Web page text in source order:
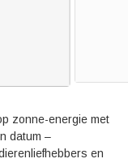
zonne-energie met
datum –
en